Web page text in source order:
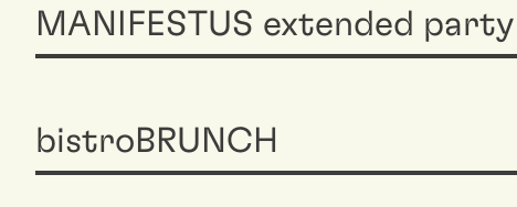
MANIFESTUS extended party
bistroBRUNCH